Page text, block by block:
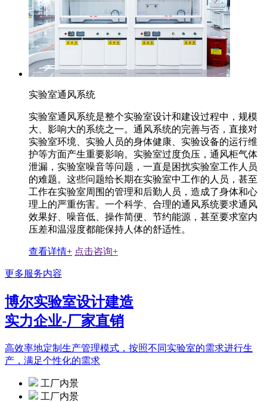
实验室通风系统
实验室通风系统是整个实验室设计和建设过程中，规模
大、影响大的系统之一。通风系统的完善与否，直接对
实验室环境、实验人员的身体健康、实验设备的运行维
护等方面产生重要影响。实验室过度负压，通风柜气体
泄漏，实验室噪音等问题，一直是困扰实验室工作人员
的难题。这些问题给长期在实验室中工作的人员，甚至
工作在实验室周围的管理和后勤人员，造成了身体和心
理上的严重伤害。一个科学、合理的通风系统要求通风
效果好、噪音低、操作简便、节约能源，甚至要求室内
压差和温湿度都能保持人体的舒适性。
查看详情+ 点击咨询+
更多服务内容
博尔实验室设计建造
实力企业-厂家直销
高效率地定制生产管理模式，按照不同实验室的需求进行生
产，满足个性化的需求
工厂内景
工厂内景